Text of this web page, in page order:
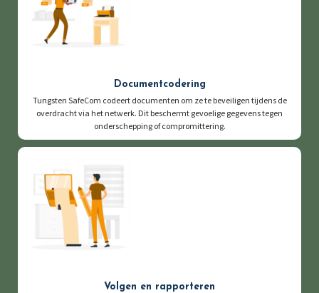
Documentcodering
Tungsten SafeCom codeert documenten om ze te beveiligen tijdens de
overdracht via het netwerk. Dit beschermt gevoelige gegevens tegen
onderschepping of compromittering.
Volgen en rapporteren